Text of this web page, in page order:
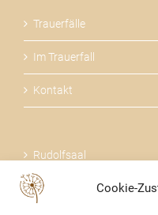
Cookie-
Trauerfälle
Im Trauerfall
Kontakt
Rudolfsaal
Über uns